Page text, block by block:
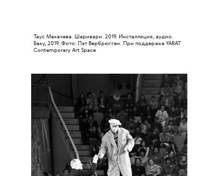
Таус Махачева. Шаривари. 2019. Инсталляция, аудио.
Баку, 2019. Фото: Пэт Вербрюгген. При поддержке YARAT
Contemporary Art Space